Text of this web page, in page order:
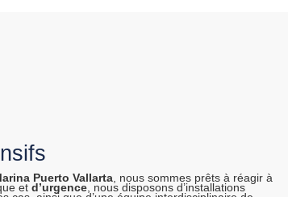
Puerto Vallarta , nous sommes prêts à réagir à
et d’urgence , nous disposons d’installations